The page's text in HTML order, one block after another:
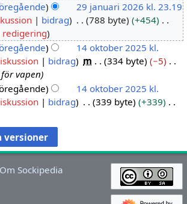
29 januari 2026 kl. 23.19
bidrag 788 byte
+454
redigering
14 oktober 2025 kl.
bidrag m 334 byte
−5
vapen
14 oktober 2025 kl.
bidrag 339 byte
+339
Om Sockipedia